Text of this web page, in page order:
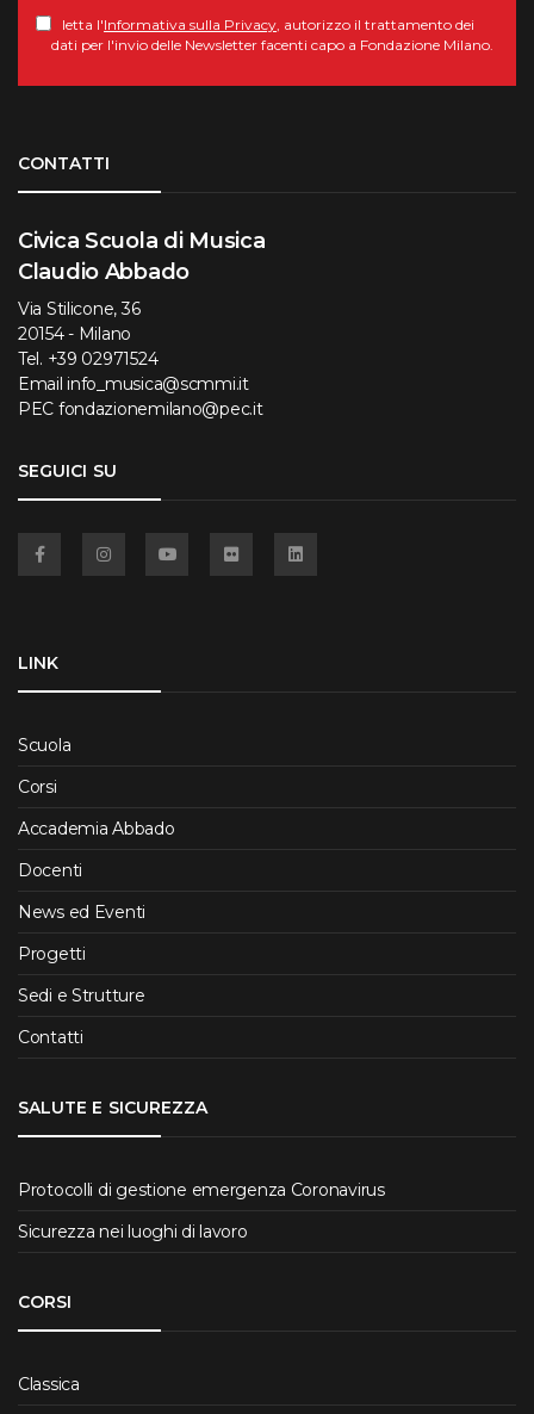
letta l'Informativa sulla Privacy, autorizzo il trattamento dei
dati per l'invio delle Newsletter facenti capo a Fondazione Milano.
CONTATTI
Civica Scuola di Musica
Claudio Abbado
Via Stilicone, 36
20154 - Milano
Tel. +39 02971524
Email info_musica@scmmi.it
PEC fondazionemilano@pec.it
SEGUICI SU
LINK
Scuola
Corsi
Accademia Abbado
Docenti
News ed Eventi
Progetti
Sedi e Strutture
Contatti
SALUTE E SICUREZZA
Protocolli di gestione emergenza Coronavirus
Sicurezza nei luoghi di lavoro
CORSI
Classica